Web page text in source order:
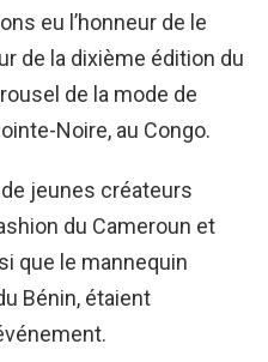
eu l’honneur de le
de la dixième édition du
de la mode de
Noire, au Congo.
jeunes créateurs
du Cameroun et
que le mannequin
Bénin, étaient